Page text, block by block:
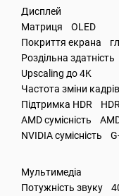
Дисплей
Матриця OLED
Покриття екрана
Роздільна
Upscaling до 4K
Частота зміни
Підтримка HDR
AMD сумісність
NVIDIA сумісність
Мультимедіа
Потужність звуку